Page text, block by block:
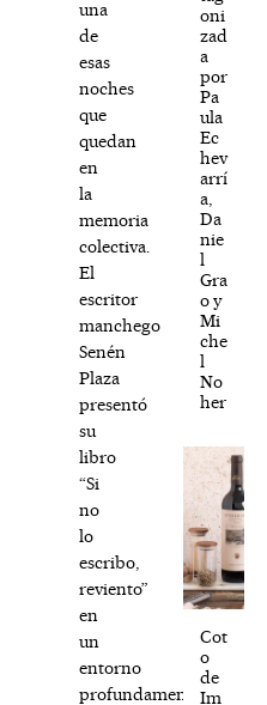
una
de
esas
noches
que
quedan
en
la
memoria
colectiva.
El
escritor
manchego
Senén
Plaza
presentó
su
libro
“Si
no
lo
escribo,
reviento”
en
un
entorno
profundamente
oni
zad
a
por
Pa
ula
Ec
hev
arrí
a,
Da
nie
l
Gra
o y
Mi
che
l
No
her
Cot
o
de
Im